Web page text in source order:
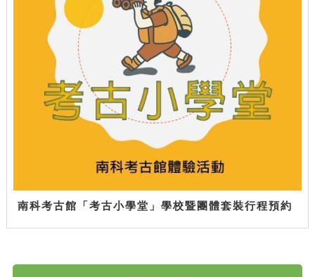
南科考古館「考古小學堂」學校暨團體套裝行程預約